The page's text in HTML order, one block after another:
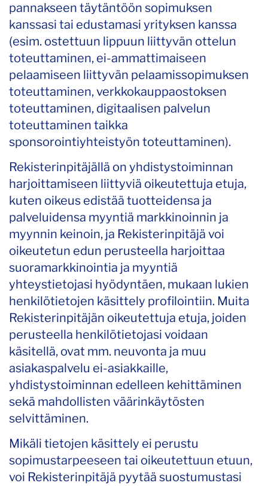
pannakseen täytäntöön sopimuksen
kanssasi tai edustamasi yrityksen kanssa
(esim. ostettuun lippuun liittyvän ottelun
toteuttaminen, ei-ammattimaiseen
pelaamiseen liittyvän pelaamissopimuksen
toteuttaminen, verkkokauppaostoksen
toteuttaminen, digitaalisen palvelun
toteuttaminen taikka
sponsorointiyhteistyön toteuttaminen).
Rekisterinpitäjällä on yhdistystoiminnan
harjoittamiseen liittyviä oikeutettuja etuja,
kuten oikeus edistää tuotteidensa ja
palveluidensa myyntiä markkinoinnin ja
myynnin keinoin, ja Rekisterinpitäjä voi
oikeutetun edun perusteella harjoittaa
suoramarkkinointia ja myyntiä
yhteystietojasi hyödyntäen, mukaan lukien
henkilötietojen käsittely profilointiin. Muita
Rekisterinpitäjän oikeutettuja etuja, joiden
perusteella henkilötietojasi voidaan
käsitellä, ovat mm. neuvonta ja muu
asiakaspalvelu ei-asiakkaille,
yhdistystoiminnan edelleen kehittäminen
sekä mahdollisten väärinkäytösten
selvittäminen.
Mikäli tietojen käsittely ei perustu
sopimustarpeeseen tai oikeutettuun etuun,
voi Rekisterinpitäjä pyytää suostumustasi